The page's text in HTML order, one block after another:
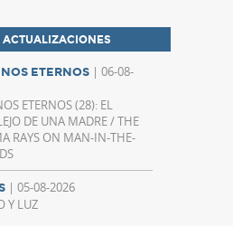
ACTUALIZACIONES
ETERNOS | 06-08-
ETERNOS (28): EL
DE UNA MADRE / THE
RAYS ON MAN-IN-THE-
| 05-08-2026
Y LUZ